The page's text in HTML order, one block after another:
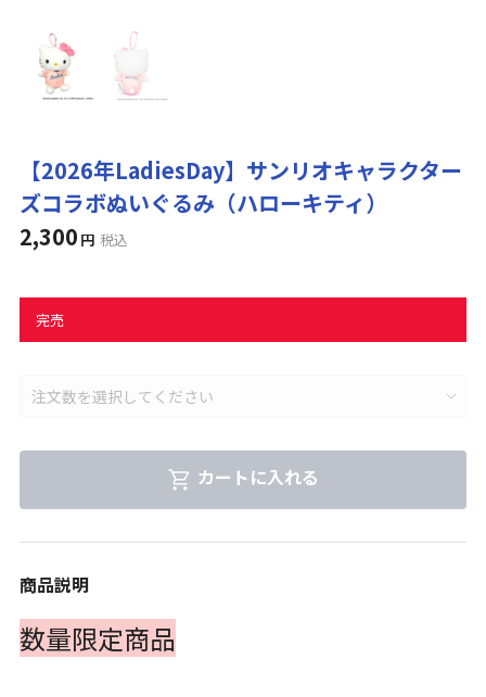
【2026年LadiesDay】サンリオキャラクター
ズコラボぬいぐるみ（ハローキティ）
2,300 円 税込
完売
カートに入れる
商品説明
数量限定商品